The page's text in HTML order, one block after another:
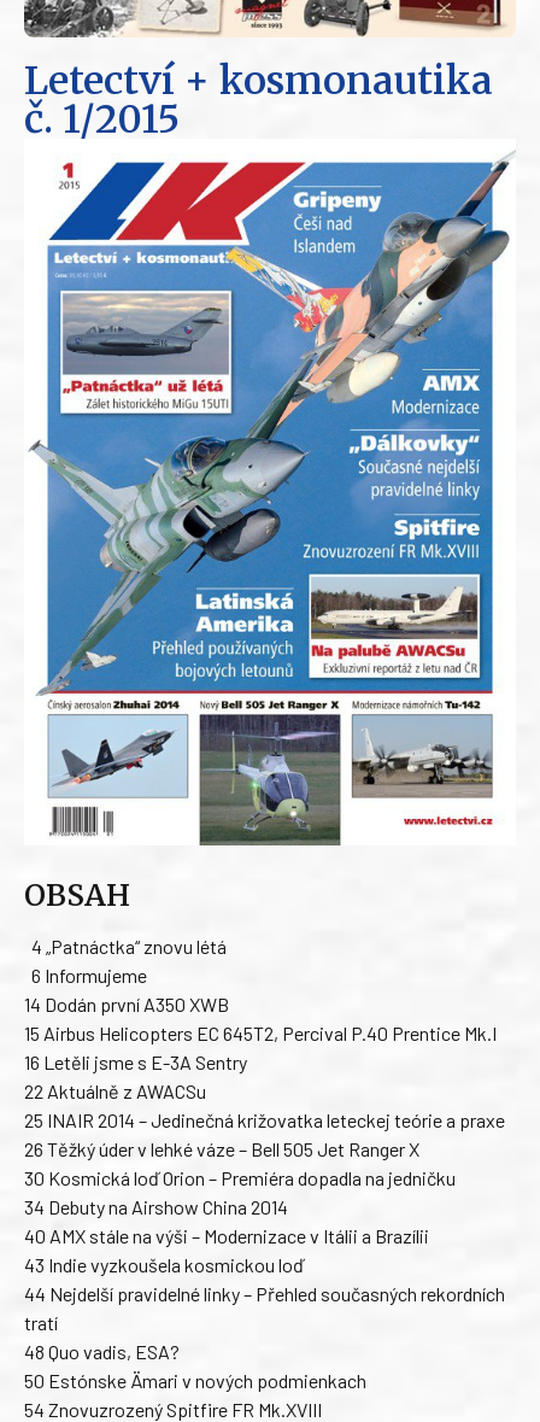
Letectví + kosmonautika
č. 1/2015
OBSAH
4 „Patnáctka“ znovu létá
6 Informujeme
14 Dodán první A350 XWB
15 Airbus Helicopters EC 645T2, Percival P.40 Prentice Mk.I
16 Letěli jsme s E-3A Sentry
22 Aktuálně z AWACSu
25 INAIR 2014 – Jedinečná križovatka leteckej teórie a praxe
26 Těžký úder v lehké váze – Bell 505 Jet Ranger X
30 Kosmická loď Orion – Premiéra dopadla na jedničku
34 Debuty na Airshow China 2014
40 AMX stále na výši – Modernizace v Itálii a Brazílii
43 Indie vyzkoušela kosmickou loď
44 Nejdelší pravidelné linky – Přehled současných rekordních
tratí
48 Quo vadis, ESA?
50 Estónske Ämari v nových podmienkach
54 Znovuzrozený Spitfire FR Mk.XVIII